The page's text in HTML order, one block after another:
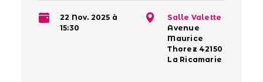
Salle Valette
Avenue
Maurice
Thorez 42150
La Ricamarie
22 Nov. 2025 à
15:30